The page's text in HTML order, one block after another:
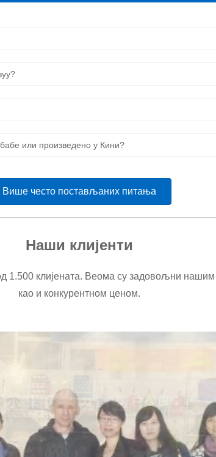
или произведено у Кини?
Више често постављаних питања
Наши клијенти
1.500 клијената. Веома су задовољни нашим
као и конкурентном ценом.